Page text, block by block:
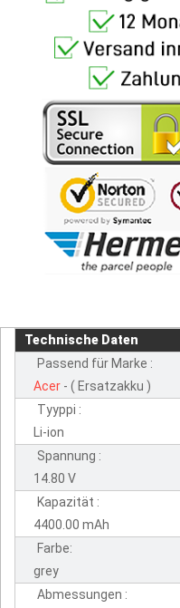
Technische Daten
Passend für Marke :
Acer - ( Ersatzakku )
Tyyppi :
Li-ion
Spannung :
14.80 V
Kapazität :
4400.00 mAh
Farbe:
grey
Abmessungen :